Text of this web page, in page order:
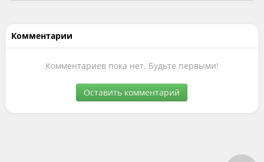
Комментарии
Комментариев пока нет. Будьте первыми!
Оставить комментарий